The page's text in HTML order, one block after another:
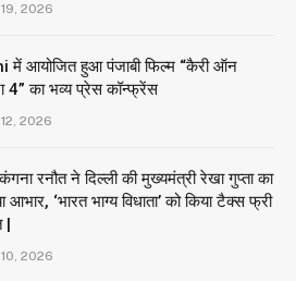
2026
में आयोजित हुआ पंजाबी फिल्म “कैरी ऑन
4” का भव्य प्रेस कॉन्फ्रेंस
2026
रनौत ने दिल्ली की मुख्यमंत्री रेखा गुप्ता का
आभार, ‘भारत भाग्य विधाता’ को किया टैक्स फ्री
|
2026